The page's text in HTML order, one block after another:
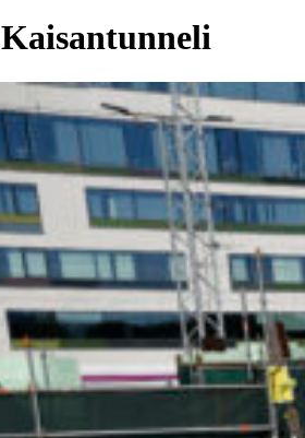
Kaisantunneli